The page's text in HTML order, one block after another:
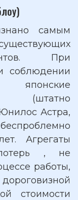
самым
При
соблюдении
японские
(штатно
Астра,
Агрегаты
, не
работы,
стоимости